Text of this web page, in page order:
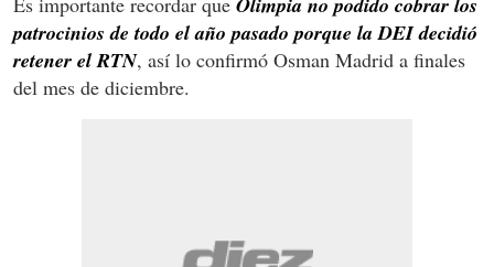
patrocinios de todo el año pasado porque la DEI decidió
retener el RTN, así lo confirmó Osman Madrid a finales
del mes de diciembre.